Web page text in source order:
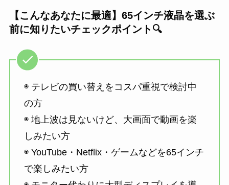
【こんなあなたに最適】65インチ液晶を選ぶ
前に知りたいチェックポイント🔍
◉ テレビの買い替えをコスパ重視で検討中
の方
◉ 地上波は見ないけど、大画面で動画を楽
しみたい方
◉ YouTube・Netflix・ゲームなどを65インチ
で楽しみたい方